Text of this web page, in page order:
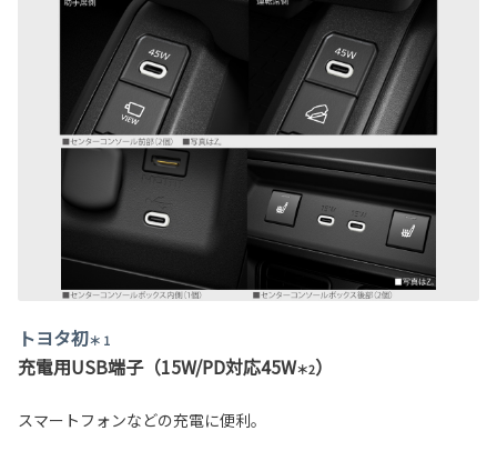
トヨタ初＊ 1
充電用USB端子（15W/PD対応45W＊2）
スマートフォンなどの充電に便利。